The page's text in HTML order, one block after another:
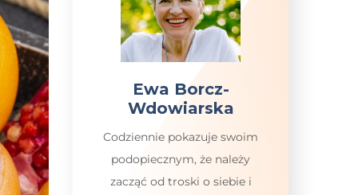
Ewa Borcz-
Wdowiarska
Codziennie pokazuje swoim
podopiecznym, że należy
zacząć od troski o siebie i